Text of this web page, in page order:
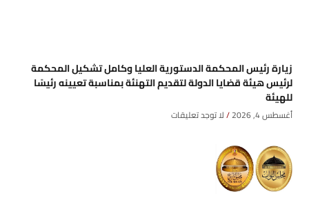
زيارة رئيس المحكمة الدستورية العليا وكامل تشكيل المحكمة
لرئيس هيئة قضايا الدولة لتقديم التهنئة بمناسبة تعيينه رئيسًا
للهيئة
أغسطس 4, 2026 لا توجد تعليقات